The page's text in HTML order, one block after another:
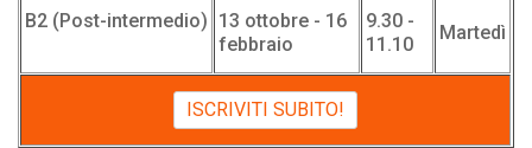
B2 (Post-intermedio) 13 ottobre - 16
febbraio
9.30 -
11.10
Martedì
ISCRIVITI SUBITO!